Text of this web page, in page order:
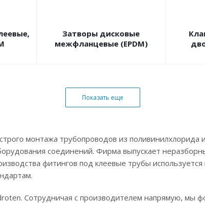
Затворы дисковые
межфланцевые (EPDM)
Показать еще
монтажа трубопроводов из
соединений. Фирма выпускает
фитингов под клеевые трубы
Сотрудничая с производителем напрямую, мы